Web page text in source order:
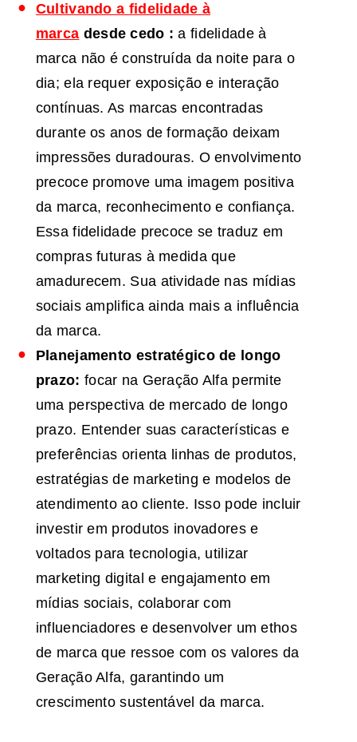
Cultivando a fidelidade à
marca desdecedo : a fidelidade à
marca não é construída da noite para o
dia; ela requer exposição e interação
contínuas. As marcas encontradas
durante os anos de formação deixam
impressões duradouras. O envolvimento
precoce promove uma imagem positiva
da marca, reconhecimento e confiança.
Essa fidelidade precoce se traduz em
compras futuras à medida que
amadurecem. Sua atividade nas mídias
sociais amplifica ainda mais a influência
da marca.
Planejamento estratégico de longo
prazo: focar na Geração Alfa permite
uma perspectiva de mercado de longo
prazo. Entender suas características e
preferências orienta linhas de produtos,
estratégias de marketing e modelos de
atendimento ao cliente. Isso pode incluir
investir em produtos inovadores e
voltados para tecnologia, utilizar
marketing digital e engajamento em
mídias sociais, colaborar com
influenciadores e desenvolver um ethos
de marca que ressoe com os valores da
Geração Alfa, garantindo um
crescimento sustentável da marca.